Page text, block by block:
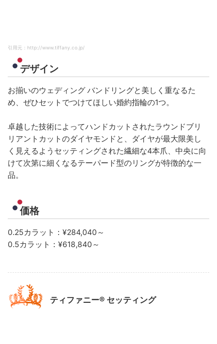
引用元：http://www.tiffany.co.jp/
デザイン
お揃いのウェディング バンドリングと美しく重なるた
め、ぜひセットでつけてほしい婚約指輪の1つ。
卓越した技術によってハンドカットされたラウンドブリ
リアントカットのダイヤモンドと、ダイヤが最大限美し
く見えるようセッティングされた繊細な4本爪、中央に向
けて次第に細くなるテーパード型のリングが特徴的な一
品。
価格
0.25カラット：¥284,040～
0.5カラット：¥618,840～
ティファニー® セッティング